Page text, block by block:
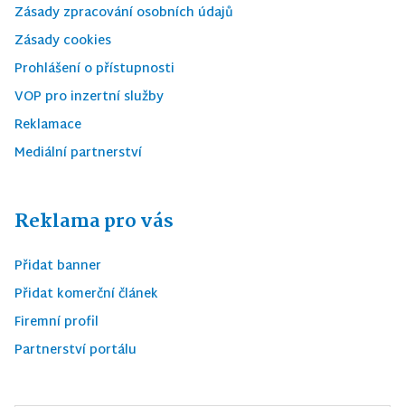
Zásady zpracování osobních údajů
Zásady cookies
Prohlášení o přístupnosti
VOP pro inzertní služby
Reklamace
Mediální partnerství
Reklama pro vás
Přidat banner
Přidat komerční článek
Firemní profil
Partnerství portálu